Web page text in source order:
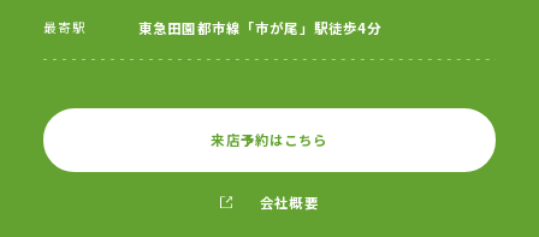
最寄駅 東急田園都市線「市が尾」駅徒歩4分
来店予約はこちら
会社概要